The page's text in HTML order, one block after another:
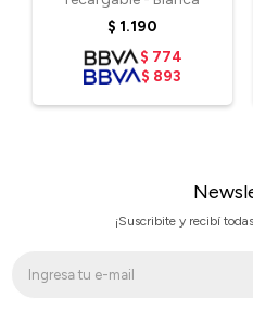
$ 1.190
$ 774
$ 893
¡Suscribite y recibí